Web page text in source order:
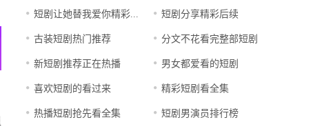
短剧分享精彩后续
古装短剧热门推荐 分文不花看完整部短剧
新短剧推荐正在热播 男女都爱看的短剧
喜欢短剧的看过来 精彩短剧看全集
热播短剧抢先看全集 短剧男演员排行榜